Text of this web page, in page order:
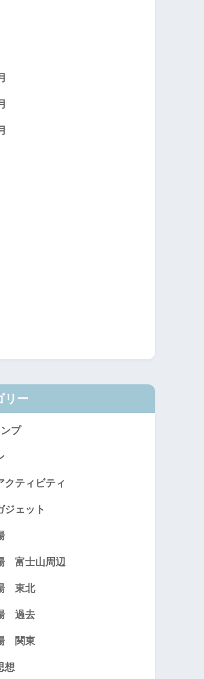
リー
プ
クティビティ
ジェット
富士山周辺
東北
過去
関東
想